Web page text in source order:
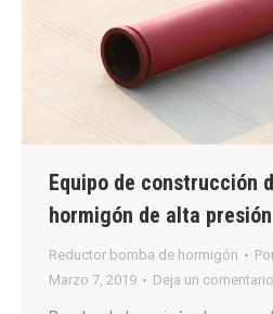
Equipo de construcción
hormigón de alta
Reductor bomba de hormigón
Marzo 7, 2019
Deja un comentario